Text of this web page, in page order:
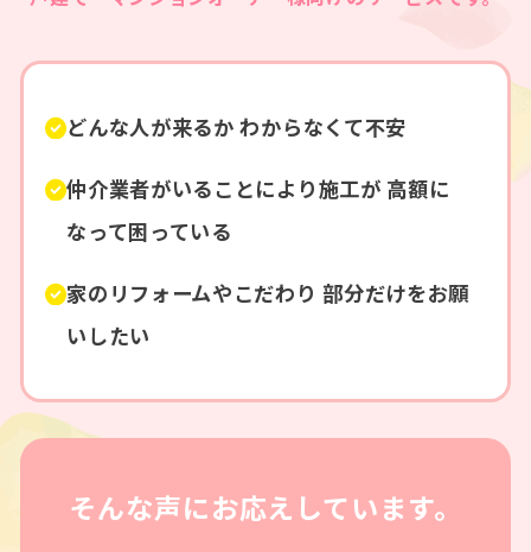
どんな人が来るか わからなくて不安
仲介業者がいることにより施工が 高額に
なって困っている
家のリフォームやこだわり 部分だけをお願
いしたい
そんな声にお応えしています。